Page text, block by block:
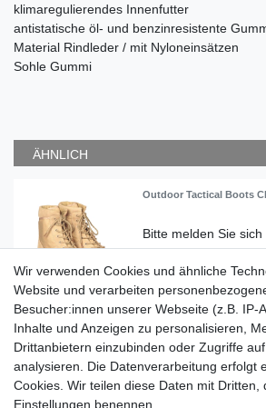
klimaregulierendes Innenfutter
antistatische öl- und benzinresistente
Material Rindleder / mit Nyloneinsätzen
Sohle Gummi
ÄHNLICH
Outdoor Tactical Boots
Artikel
Outdoor Tactical Boots
Wir verwenden Cookies und ähnliche
Website und verarbeiten
Besucher:innen unserer Webseite (z.B. IP-
Inhalte und Anzeigen zu personalisieren,
Drittanbietern einzubinden oder Zugriffe
analysieren. Die Datenverarbeitung erfolgt
Cookies. Wir teilen diese Daten mit Dritten,
Einstellungen benennen.